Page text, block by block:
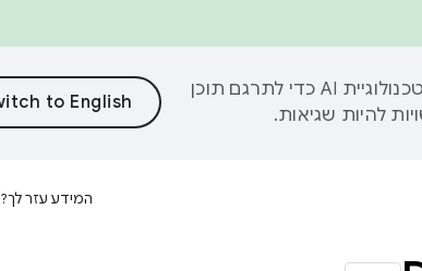
‫Google משתמשת בטכנולוגיית AI כדי לתרגם תוכן
להיות שגיאות.
המידע עזר לך?